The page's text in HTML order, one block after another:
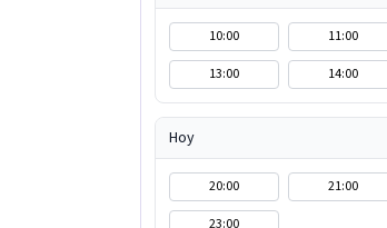
10:00 11:00
13:00
14:00
Hoy
20:00 21:00
23:00